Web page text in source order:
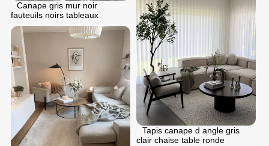
Canape gris mur noir
fauteuils noirs tableaux
Tapis canape d angle gris
clair chaise table ronde